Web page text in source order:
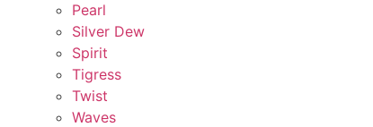
Pearl
Silver Dew
Spirit
Tigress
Twist
Waves